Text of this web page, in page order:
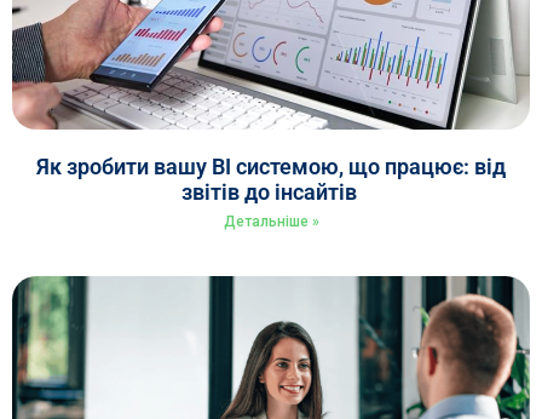
Як зробити вашу BI системою, що працює: від
звітів до інсайтів
Детальніше »